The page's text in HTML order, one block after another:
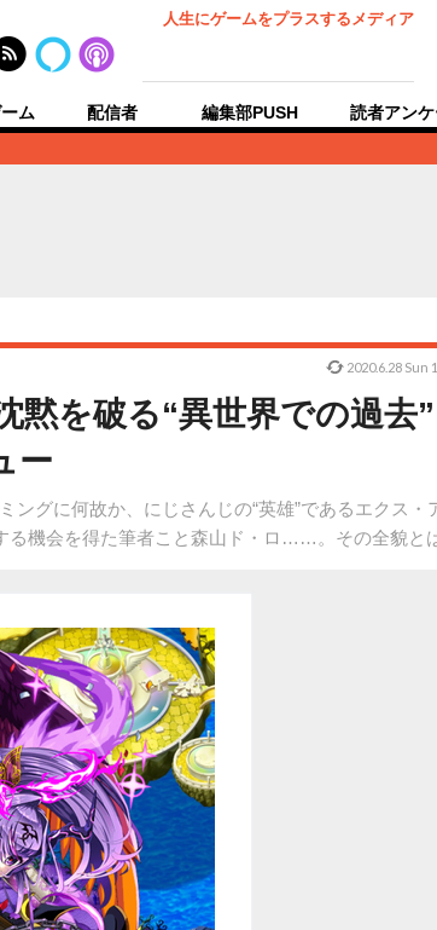
人生にゲームをプラスするメディア
ム 配信者 編集部PUSH 読者アンケ
黙を破る“異世界での過
ー
グに何故か、にじさんじの“英雄”であるエクス・
る機会を得た筆者こと森山ド・ロ……。その全貌と
2020.6.28 Sun